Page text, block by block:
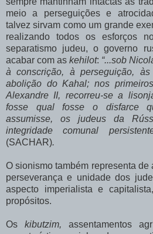
meio a perseguições e
talvez sirvam como um grande
realizando todos os esforços
separatismo judeu, o governo
acabar com as kehilot: “...sob
à conscrição, à perseguição,
abolição do Kahal; nos
Alexandre II, recorreu-se a
fosse qual fosse o disfarce
assumisse, os judeus da
integridade comunal
(SACHAR).
O sionismo também representa
perseverança e unidade dos
aspecto imperialista e
propósitos.
Os kibutzim, assentamentos